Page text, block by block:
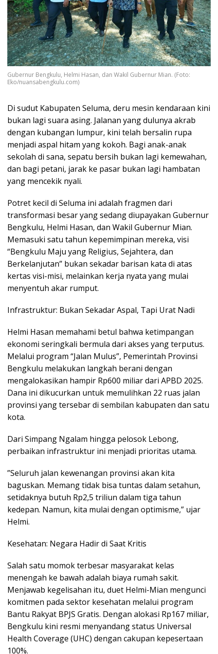
Gubernur Bengkulu, Helmi Hasan, dan Wakil Gubernur Mian. (Foto:
Eko/nuansabengkulu.com)
Di sudut Kabupaten Seluma, deru mesin kendaraan kini
bukan lagi suara asing. Jalanan yang dulunya akrab
dengan kubangan lumpur, kini telah bersalin rupa
menjadi aspal hitam yang kokoh. Bagi anak-anak
sekolah di sana, sepatu bersih bukan lagi kemewahan,
dan bagi petani, jarak ke pasar bukan lagi hambatan
yang mencekik nyali.
​Potret kecil di Seluma ini adalah fragmen dari
transformasi besar yang sedang diupayakan Gubernur
Bengkulu, Helmi Hasan, dan Wakil Gubernur Mian.
Memasuki satu tahun kepemimpinan mereka, visi
“Bengkulu Maju yang Religius, Sejahtera, dan
Berkelanjutan” bukan sekadar barisan kata di atas
kertas visi-misi, melainkan kerja nyata yang mulai
menyentuh akar rumput.
​Infrastruktur: Bukan Sekadar Aspal, Tapi Urat Nadi
​Helmi Hasan memahami betul bahwa ketimpangan
ekonomi seringkali bermula dari akses yang terputus.
Melalui program “Jalan Mulus”, Pemerintah Provinsi
Bengkulu melakukan langkah berani dengan
mengalokasikan hampir Rp600 miliar dari APBD 2025.
Dana ini dikucurkan untuk memulihkan 22 ruas jalan
provinsi yang tersebar di sembilan kabupaten dan satu
kota.
​Dari Simpang Ngalam hingga pelosok Lebong,
perbaikan infrastruktur ini menjadi prioritas utama.
​”Seluruh jalan kewenangan provinsi akan kita
baguskan. Memang tidak bisa tuntas dalam setahun,
setidaknya butuh Rp2,5 triliun dalam tiga tahun
kedepan. Namun, kita mulai dengan optimisme,” ujar
Helmi.
​Kesehatan: Negara Hadir di Saat Kritis
​Salah satu momok terbesar masyarakat kelas
menengah ke bawah adalah biaya rumah sakit.
Menjawab kegelisahan itu, duet Helmi-Mian mengunci
komitmen pada sektor kesehatan melalui program
Bantu Rakyat BPJS Gratis. Dengan alokasi Rp167 miliar,
Bengkulu kini resmi menyandang status Universal
Health Coverage (UHC) dengan cakupan kepesertaan
100%.